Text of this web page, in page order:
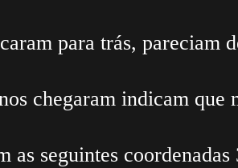
para trás, pareciam
chegaram indicam que
seguintes coordenadas